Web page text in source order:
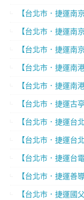
【台北市．捷運南
【台北市．捷運南
【台北市．捷運南
【台北市．捷運南
【台北市．捷運南
【台北市．捷運古亭
【台北市．捷運台
【台北市．捷運台
【台北市．捷運台
【台北市．捷運善
【台北市．捷運國